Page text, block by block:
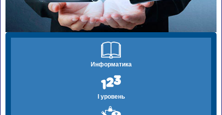
Информатика
I уровень